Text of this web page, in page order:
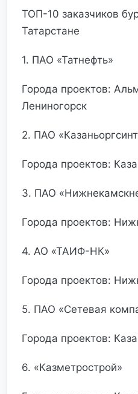
ТОП-10 заказчиков
Татарстане
1. ПАО «Татнефть»
Города проектов:
Лениногорск
2. ПАО
Города проектов:
3. ПАО
Города проектов:
4. АО «ТАИФ-НК»
Города проектов:
5. ПАО «Сетевая
Города проектов:
6. «Казметрострой»